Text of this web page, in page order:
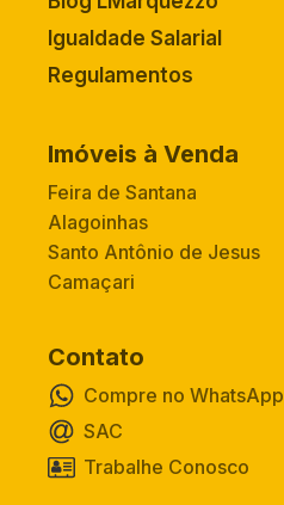
Igualdade Salarial
Regulamentos
Imóveis à Venda
Feira de Santana
Alagoinhas
Santo Antônio de Jesus
Camaçari
Contato
Compre no WhatsApp
SAC
Trabalhe Conosco